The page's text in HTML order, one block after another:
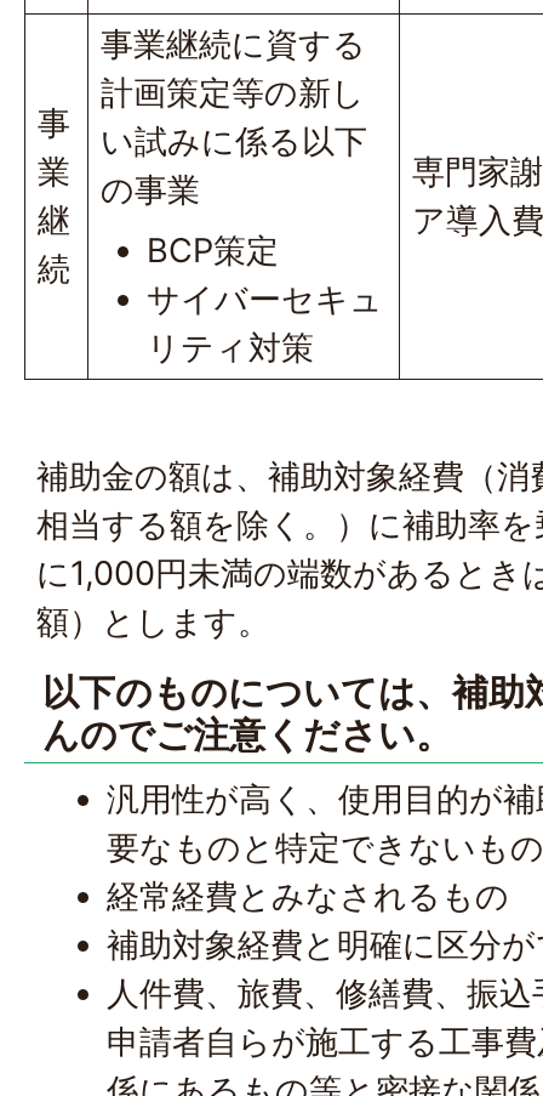
事
業
継
続
事業継続に資する
計画策定等の新し
い試みに係る以下
の事業
BCP策定
サイバーセキュ
リティ対策
専門家
ア導入
補助金の額は、補助対象経費（
相当する額を除く。）に補助率
に1,000円未満の端数があるとき
額）とします。
以下のものについては、補助
んのでご注意ください。
汎用性が高く、使用目的が
要なものと特定できないも
経常経費とみなされるもの
補助対象経費と明確に区分
人件費、旅費、修繕費、振
申請者自らが施工する工事